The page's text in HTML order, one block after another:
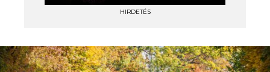
HIRDETÉS